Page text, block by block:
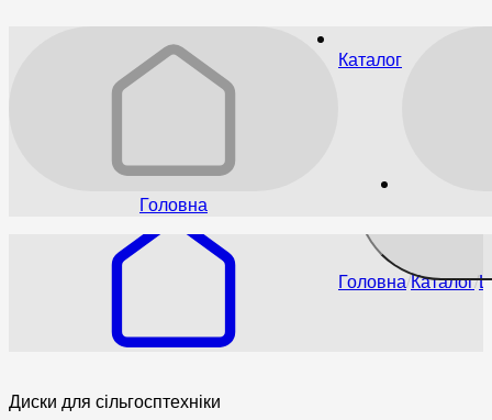
Головна
Каталог
ГоловнаКаталог
Диски для сільгосптехніки